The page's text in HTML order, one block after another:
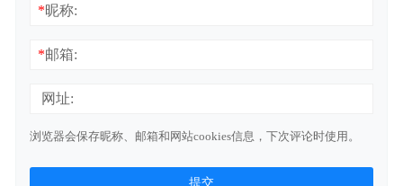
*昵称:
*邮箱:
网址:
浏览器会保存昵称、邮箱和网站cookies信息，下次评论时使用。